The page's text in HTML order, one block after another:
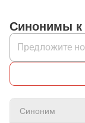
Синонимы к
Синоним